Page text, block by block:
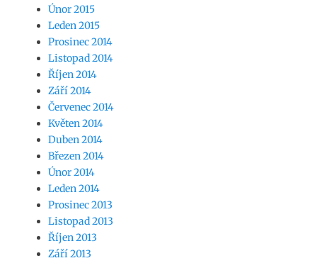
Únor 2015
Leden 2015
Prosinec 2014
Listopad 2014
Říjen 2014
Září 2014
Červenec 2014
Květen 2014
Duben 2014
Březen 2014
Únor 2014
Leden 2014
Prosinec 2013
Listopad 2013
Říjen 2013
Září 2013